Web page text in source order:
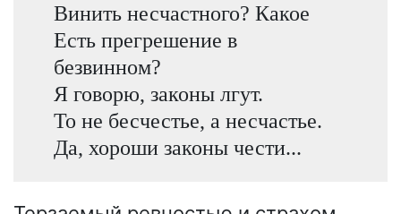
Винить несчастного? Какое
Есть прегрешение в
безвинном?
Я говорю, законы лгут.
То не бесчестье, а несчастье.
Да, хороши законы чести...